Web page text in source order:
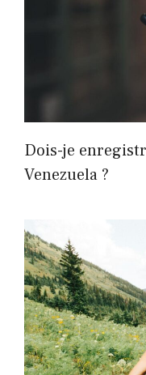
Dois-je
Venezuela ?